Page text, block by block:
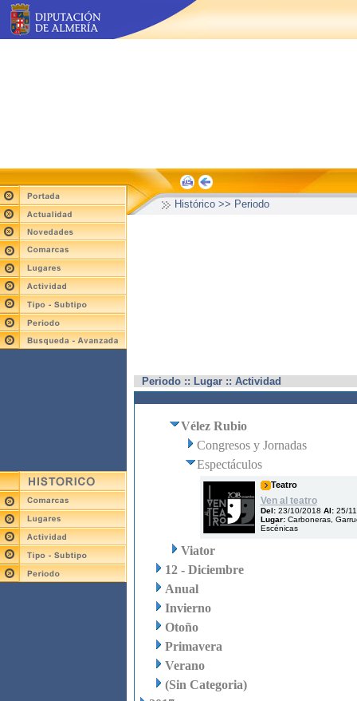
Histórico >> Periodo
Periodo :: Lugar :: Actividad
Vélez Rubio
Congresos y Jornadas
Espectáculos
Teatro
Ven al teatro
Del: 23/10/2018 Al: 25/
Lugar: Carboneras,
Escénicas
Viator
12 - Diciembre
Anual
Invierno
Otoño
Primavera
Verano
(Sin Categoria)